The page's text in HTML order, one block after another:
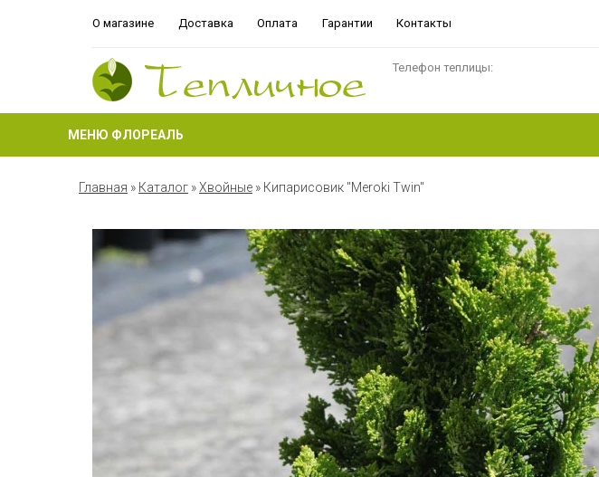
О магазине Доставка Оплата Гарантии Контакты
Телефон теплицы:
МЕНЮ ФЛОРЕАЛЬ
Главная » Каталог »Хвойные » Кипарисовик "Meroki Twin"